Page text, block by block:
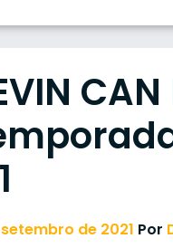
CAN
de 2021 Por